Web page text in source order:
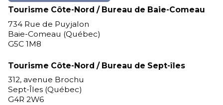
Tourisme Côte-Nord / Bureau de Baie-Comeau
734 Rue de Puyjalon
Baie-Comeau (Québec)
G5C 1M8
Tourisme Côte-Nord / Bureau de Sept-îles
312, avenue Brochu
Sept-Îles (Québec)
G4R 2W6